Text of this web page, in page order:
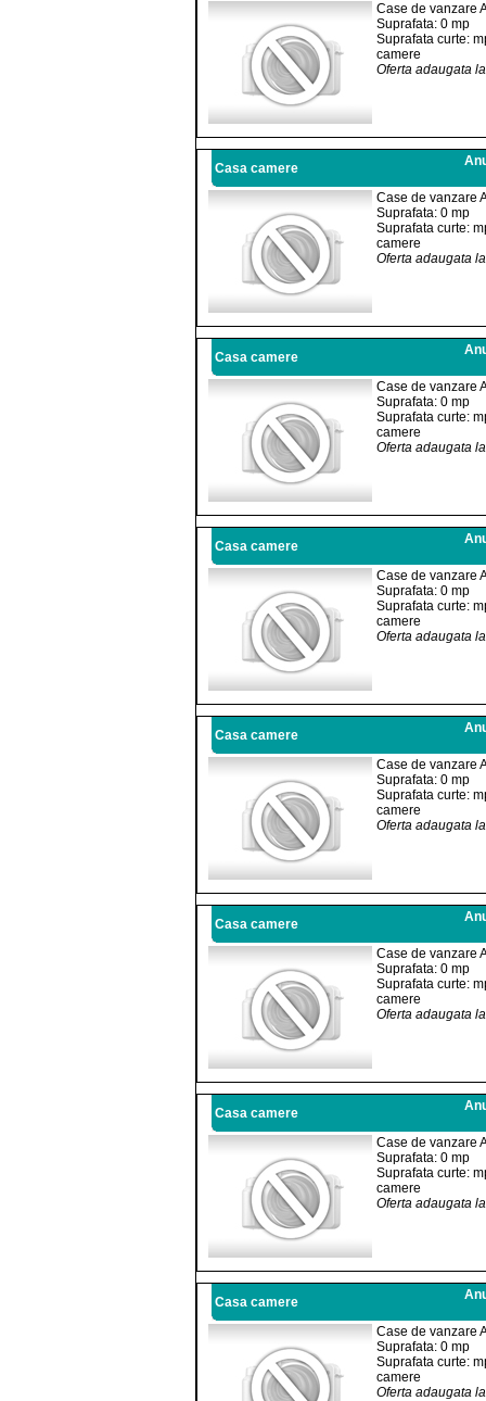
Case de vanzare
Suprafata: 0 mp
Suprafata curte:
camere
Oferta adaugata
Casa camere
Case de vanzare
Suprafata: 0 mp
Suprafata curte:
camere
Oferta adaugata
Casa camere
Case de vanzare
Suprafata: 0 mp
Suprafata curte:
camere
Oferta adaugata
Casa camere
Case de vanzare
Suprafata: 0 mp
Suprafata curte:
camere
Oferta adaugata
Casa camere
Case de vanzare
Suprafata: 0 mp
Suprafata curte:
camere
Oferta adaugata
Casa camere
Case de vanzare
Suprafata: 0 mp
Suprafata curte:
camere
Oferta adaugata
Casa camere
Case de vanzare
Suprafata: 0 mp
Suprafata curte:
camere
Oferta adaugata
Casa camere
Case de vanzare
Suprafata: 0 mp
Suprafata curte:
camere
Oferta adaugata